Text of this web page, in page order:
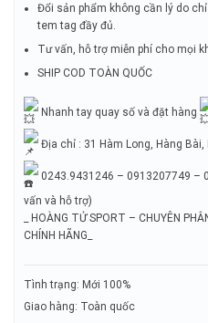
Đổi sản phẩm không cần lý do
tem tag đầy đủ.
Tư vấn, hỗ trợ miễn phí cho mọi
SHIP COD TOÀN QUỐC
Nhanh tay quay số và đặt hàng
Địa chỉ : 31 Hàm Long, Hàng Bài,
0243.9431246 – 0913207749 –
vấn và hỗ trợ)
_ HOÀNG TỬ SPORT – CHUYÊN
CHÍNH HÃNG_
Tình trạng: Mới 100%
Giao hàng: Toàn quốc